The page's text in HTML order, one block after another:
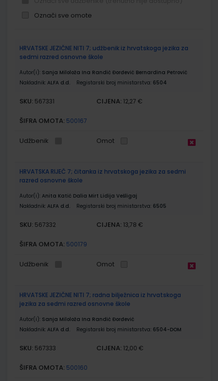
Označi sve omote
proizvodi
HRVATSKE JEZIČNE NITI 7; udžbenik iz hrvatskoga jezika za
sedmi razred osnovne škole
Autor(i): Sanja Miloloža Ina Randić Đorđević Bernardina Petrović
Nakladnik: ALFA d.d. Registarski broj ministarstva: 6504
SKU: 567331 CIJENA: 12,27 €
ŠIFRA OMOTA: 500167
Udžbenik Omot
HRVATSKA RIJEČ 7; čitanka iz hrvatskoga jezika za sedmi
razred osnovne škole
Autor(i): Anita Katić Dalia Mirt Lidija Vešligaj
Nakladnik: ALFA d.d. Registarski broj ministarstva: 6505
SKU: 567332 CIJENA: 13,78 €
ŠIFRA OMOTA: 500179
Udžbenik Omot
HRVATSKE JEZIČNE NITI 7; radna bilježnica iz hrvatskoga
jezika za sedmi razred osnovne škole
Autor(i): Sanja Miloloža Ina Randić Đorđević
Nakladnik: ALFA d.d. Registarski broj ministarstva: 6504-DOM
SKU: 567333 CIJENA: 12,00 €
ŠIFRA OMOTA: 500160